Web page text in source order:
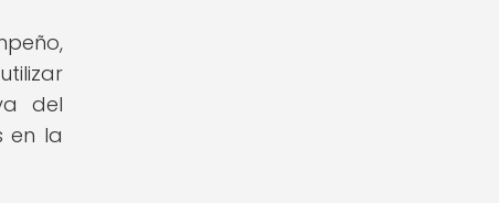
del
en la